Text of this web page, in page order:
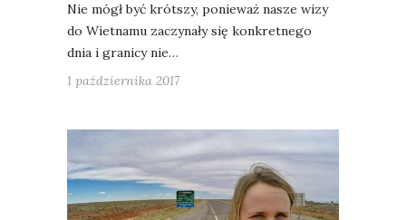
Nie mógł być krótszy, ponieważ nasze wizy
do Wietnamu zaczynały się konkretnego
dnia i granicy nie…
1 października 2017